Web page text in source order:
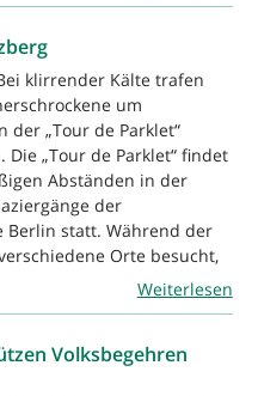
klirrender Kälte trafen
um
der „Tour de Parklet“
„Tour de Parklet“ findet
Abständen in der
der
Berlin statt. Während der
Orte besucht,
Weiterlesen
Volksbegehren